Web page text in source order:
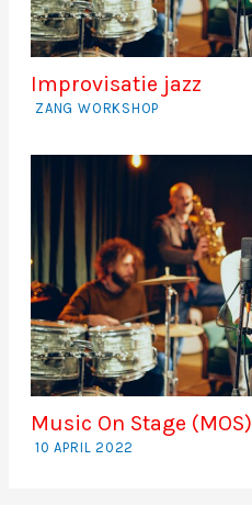
Improvisatie jazz
ZANG WORKSHOP
Music On Stage
10 APRIL 2022